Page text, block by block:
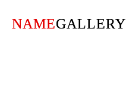
NAMEGALLERY
NAMEGALLERY